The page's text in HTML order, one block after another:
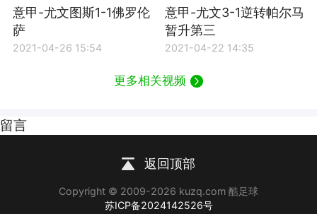
意甲-尤文图斯1-1佛罗伦
萨
2021-04-26 15:54
意甲-尤文3-1逆转帕尔马
暂升第三
2021-04-22 14:35
更多相关视频
留言
返回顶部
Copyright © 2009-2026 kuzq.com 酷足球
苏ICP备2024142526号